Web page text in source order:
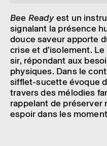
Bee Readyest un
signa­lant la présence
douce saveur apporte
crise et d’iso­le­ment.
sir, répon­dant aux
physiques. Dans le
sifflet-sucette évoque
travers des mélo­dies
rappe­lant de préser­ver
espoir dans les